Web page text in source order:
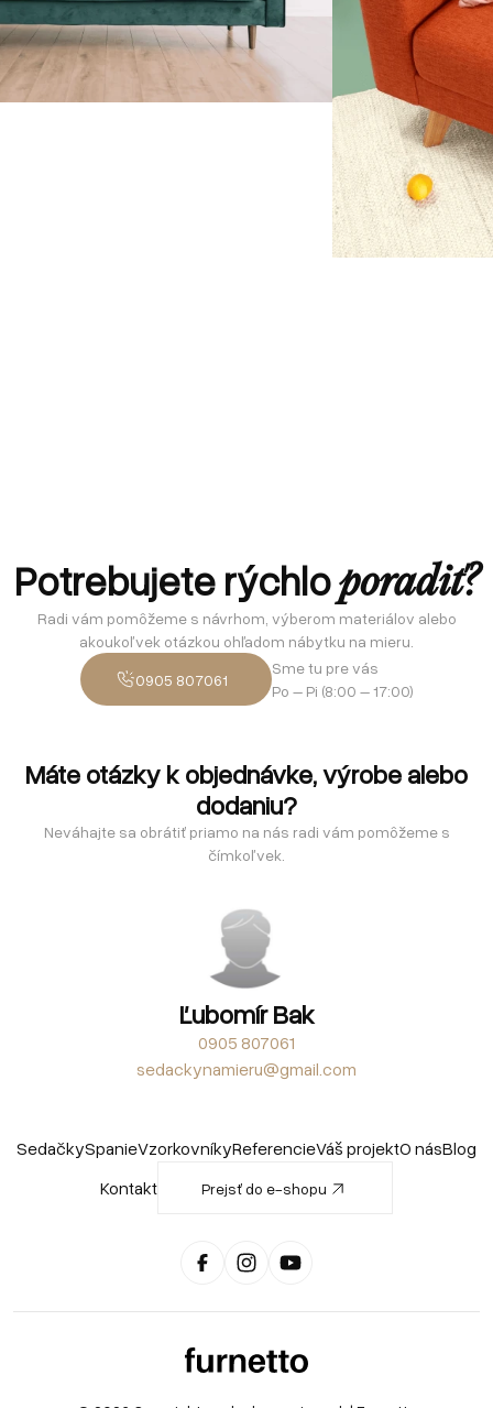
Potrebujete rýchloporadiť?
Radi vám pomôžeme s návrhom, výberom materiálov alebo
akoukoľvek otázkou ohľadom nábytku na mieru.
0905 807061
Sme tu pre vás
Po – Pi (8:00 – 17:00)
Máte otázky k objednávke, výrobe alebo
dodaniu?
Neváhajte sa obrátiť priamo na nás radi vám pomôžeme s
čímkoľvek.
Ľubomír Bak
0905 807061
sedackynamieru@gmail.com
SedačkySpanieVzorkovníkyReferencieVáš projektO násBlog
Kontakt
Prejsť do e-shopu